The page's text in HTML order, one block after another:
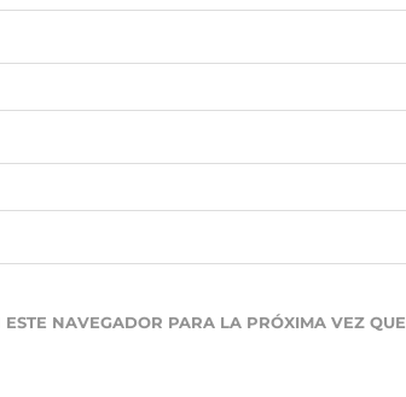
NAVEGADOR PARA LA PRÓXIMA VEZ QUE